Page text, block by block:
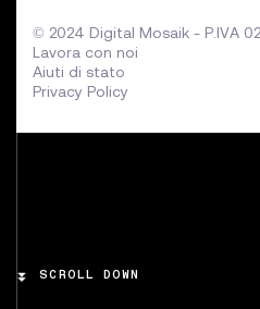
SCROLL DOWN
© 2024 Digital Mosaik - P.IVA
Lavora con noi
Aiuti di stato
Privacy Policy